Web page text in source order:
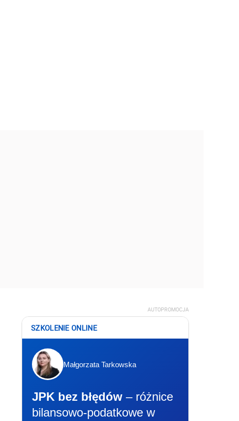
AUTOPROMOCJA
SZKOLENIE ONLINE
Małgorzata Tarkowska
JPK bez błędów – różnice
bilansowo-podatkowe w